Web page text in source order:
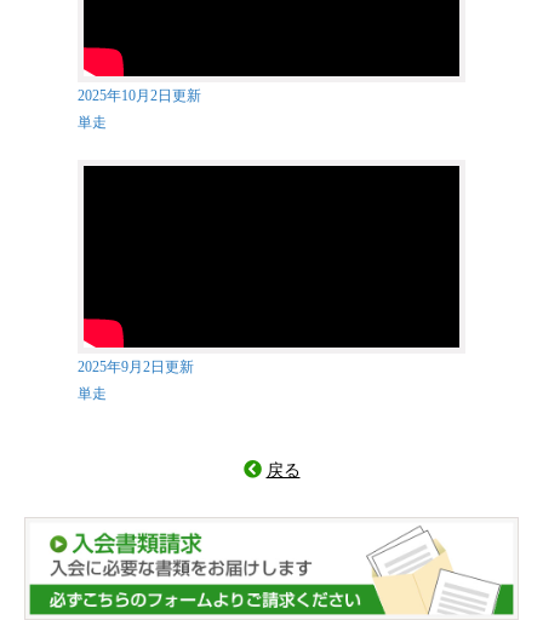
2025年10月2日更新
単走
2025年9月2日更新
単走
戻る